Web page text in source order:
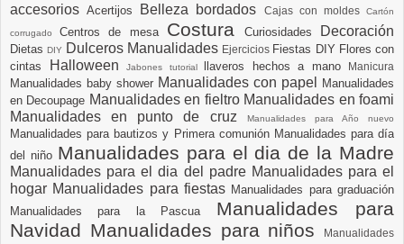
accesoriosAcertijos Belleza bordados Cajas con moldesCartón
corrugadoCentros de mesa Costura Curiosidades Decoración
DietasDIY Dulceros Manualidades Ejercicios Fiestas DIY Flores con
cintas
Halloween Jabones tutorial llaveros hechos a mano Manicura
Manualidades baby shower Manualidades con papel
Manualidades
en Decoupage Manualidades en fieltro Manualidades en foami
Manualidades en punto de cruz
Manualidades para Año nuevo
Manualidades para bautizos y Primera comunión Manualidades para día
del niño Manualidades para el dia de la Madre
Manualidades para el dia del padre Manualidades para el
hogar Manualidades para fiestas Manualidades para graduación
Manualidades para la Pascua Manualidades para
Navidad Manualidades para niños
Manualidades